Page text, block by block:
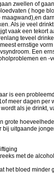
zwellen of
( hoge
Als je veel
vaak een tekort
teveel
ernstige
Een
en -
is een
meer dagen
als je drinkt,
grote
uitgaande
met de
het bloed minder